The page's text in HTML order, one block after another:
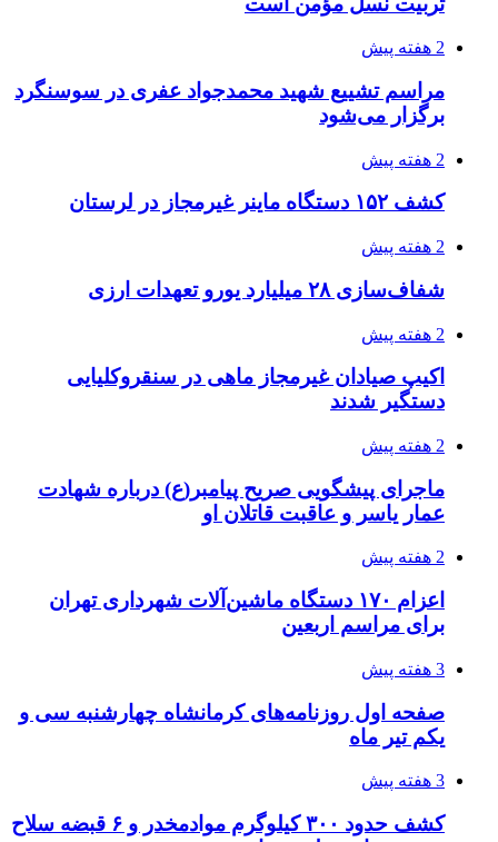
یکم تیر ماه
کشف حدود ۳۰۰ کیلوگرم موادمخدر و ۶ قبضه سلاح
در سیستان و بلوچستان
زلزله ۵.۷ ریشتری بار دیگر حوالی کوزران
کرمانشاه را لرزاند
3 هفته پیش
انفجارهای شدید پایتخت اوکراین را به لرزه درآورد
3 هفته پیش
خرید ابزار آلات دستی و صنعتی زیر قیمت بازار؛
چطور ابزار اصل را با بهترین قیمت تهیه کنیم؟
3 هفته پیش
قربانیان زلزله‌های ونزوئلا از ۵۰۰۰ نفر فراتر رفت
اثر اخبار مالی و اقتصادی بر قیمت ارزهای فیات
3 هفته پیش
آخرین وضعیت شبکۀ برق شهرهای مورد حمله
توسط دشمن آمریکایی
3 هفته پیش
روایت کربلا از زبان دختری که تازه زائر شده است